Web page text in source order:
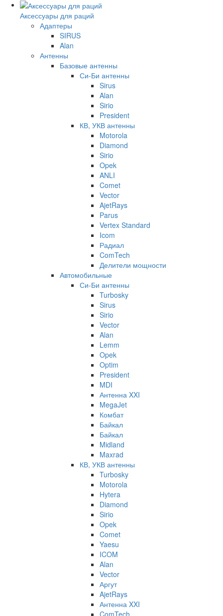
Аксессуары для раций
Адаптеры
SIRUS
Alan
Антенны
Базовые антенны
Си-Би антенны
Sirus
Alan
Sirio
President
КВ, УКВ антенны
Motorola
Diamond
Sirio
Opek
ANLI
Comet
Vector
AjetRays
Parus
Vertex Standard
Icom
Радиал
ComTech
Делители мощности
Автомобильные
Си-Би антенны
Turbosky
Sirus
Sirio
Vector
Alan
Lemm
Opek
Optim
President
MDI
Антенна XXI
MegaJet
Комбат
Байкал
Байкал
Midland
Maxrad
КВ, УКВ антенны
Turbosky
Motorola
Hytera
Diamond
Sirio
Opek
Comet
Yaesu
ICOM
Alan
Vector
Аргут
AjetRays
Антенна XXI
ComTech